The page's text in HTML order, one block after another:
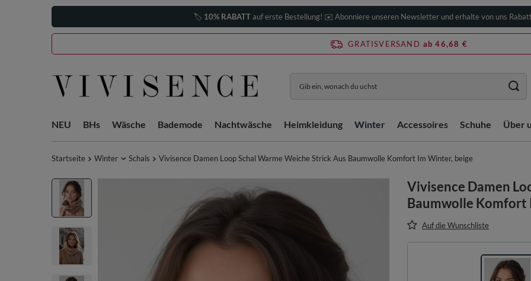
🏷️ 10% RABATTauf erste Bestellung! ✉️ Abonniere unseren Newsletter und erhalte von uns
GRATISVERSAND ab 46,68 €
NEU BHs Wäsche Bademode Nachtwäsche Heimkleidung Winter Accessoires Schuhe Über
Startseite Winter Schals Vivisence Damen Loop Schal Warme Weiche Strick Aus Baumwolle Komfort Im Winter, beige
Vivisence Damen
Baumwolle Komfort
Auf die Wunschliste